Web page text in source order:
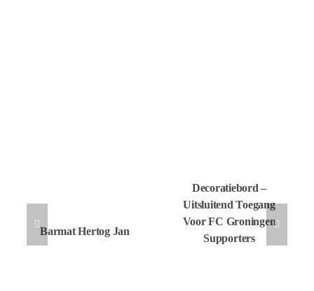
Barmat Hertog Jan
Decoratiebord –
Uitsluitend Toegang
Voor FC Groningen
Supporters